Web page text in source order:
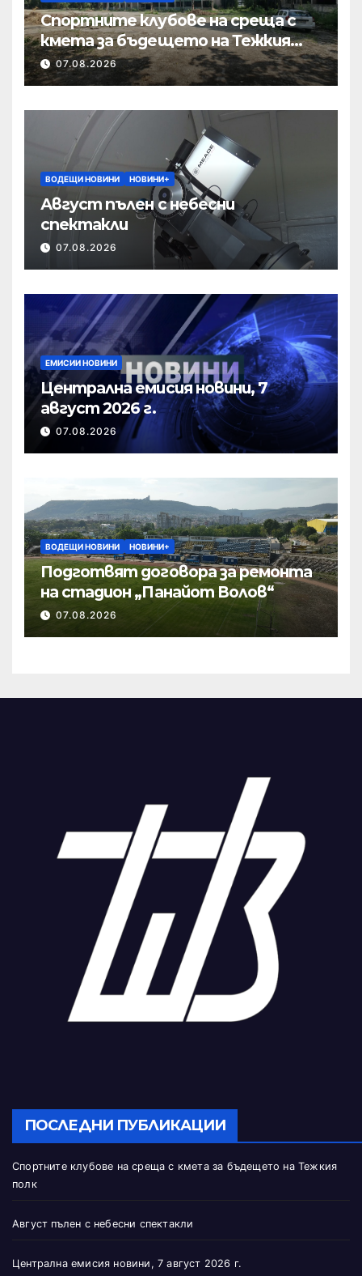
Спортните клубове на среща с
кмета за бъдещето на Тежкия
полк
07.08.2026
ВОДЕЩИ НОВИНИ НОВИНИ+
Август пълен с небесни
спектакли
07.08.2026
ЕМИСИИ НОВИНИ
Централна емисия новини, 7
август 2026 г.
07.08.2026
ВОДЕЩИ НОВИНИ НОВИНИ+
Подготвят договора за ремонта
на стадион „Панайот Волов“
07.08.2026
ПОСЛЕДНИ ПУБЛИКАЦИИ
Спортните клубове на среща с кмета за бъдещето на Тежкия
полк
Август пълен с небесни спектакли
Централна емисия новини, 7 август 2026 г.